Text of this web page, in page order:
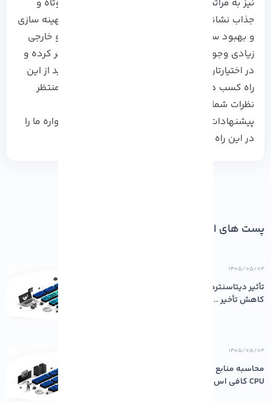
نیز به مراتب کمتر خواهد شد. داشتن بک لینک کوتاه و
جذاب نشانه حرفه ای بودن شما در کنار افزایش بهینه سازی
و بهبود سئو وبسایتتان است. سایت های ایرانی و خارجی
زیادی وجود دارند که لینک های طولانی را کوتاه تر کرده و
در اختیارتان قرار می دهد. همچنین، شما می توانید از این
راه کسب درآمد کنید. ممنون که همراه ما بودید. منتظر
نظرات شما در بخش کامنت ها هستیم. نظرات و
پیشنهادات شما همراهان همیشگی است که همواره ما را
در این راه کمک می کند.
پست های اخیر
۱۴۰۵/۰۵/۰۴
تأثیر دیتاسنترهای باکیفیت بر پایداری و
کاهش تأخیر ...
۱۴۰۵/۰۵/۰۴
محاسبه منابع مورد نیاز سرور: چقدر رم و
CPU کافی اس...